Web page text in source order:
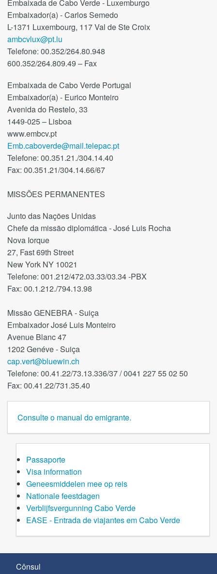
Embaixada de Cabo Verde - Luxemburgo
Embaixador(a) - Carlos Semedo
L-1371 Luxembourg, 117 Val de Ste Croix
ambcvlux@pt.lu
Telefone: 00.352/264.80.948
600.352/264.809.49 – Fax
Embaixada de Cabo Verde Portugal
Embaixador(a) - Eurico Monteiro
Avenida do Restelo, 33
1449-025 – Lisboa
www.embcv.pt
Emb.caboverde@mail.telepac.pt
Telefone: 00.351.21./304.14.40
Fax: 00.351.21/304.14.66/67
MISSÕES PERMANENTES
Junto das Nações Unidas
Chefe da missão diplomática - José Luis Rocha
Nova Iorque
27, Fast 69th Street
New York NY 10021
Telefone: 001.212/472.03.33/03.34 -PBX
Fax: 00.1.212./794.13.98
Missão GENEBRA - Suiça
Embaixador José Luis Monteiro
Avenue Blanc 47
1202 Genéve - Suiça
cap.vert@bluewin.ch
Telefone: 00.41.22/73.13.336/37 / 0041 227 55 02 50
Fax: 00.41.22/731.35.40
Consulte o manual do emigrante.
Passaporte
Visa information
Geneesmiddelen mee op reis
Nationale feestdagen
Verblijfsvergunning Cabo Verde
EASE - Entrada de viajantes em Cabo Verde
Cônsul